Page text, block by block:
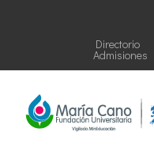
Directorio
Admisiones